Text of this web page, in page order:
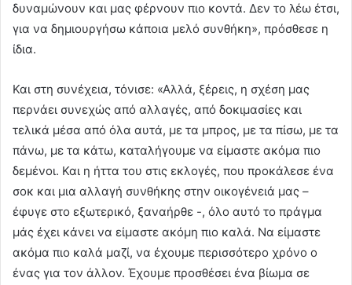
δυναμώνουν και μας φέρνουν πιο κοντά. Δεν το λέω έτσι,
για να δημιουργήσω κάποια μελό συνθήκη», πρόσθεσε η
ίδια.
Και στη συνέχεια, τόνισε: «Αλλά, ξέρεις, η σχέση μας
περνάει συνεχώς από αλλαγές, από δοκιμασίες και
τελικά μέσα από όλα αυτά, με τα μπρος, με τα πίσω, με τα
πάνω, με τα κάτω, καταλήγουμε να είμαστε ακόμα πιο
δεμένοι. Και η ήττα του στις εκλογές, που προκάλεσε ένα
σοκ και μια αλλαγή συνθήκης στην οικογένειά μας –
έφυγε στο εξωτερικό, ξαναήρθε -, όλο αυτό το πράγμα
μάς έχει κάνει να είμαστε ακόμη πιο καλά. Να είμαστε
ακόμα πιο καλά μαζί, να έχουμε περισσότερο χρόνο ο
ένας για τον άλλον. Έχουμε προσθέσει ένα βίωμα σε